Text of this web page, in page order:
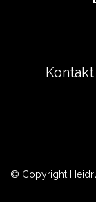
Kontakt
© Copyright